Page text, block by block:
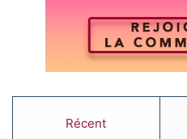
Suivez-nous pour les
Récent